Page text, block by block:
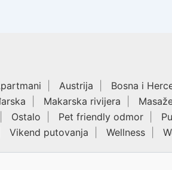
Austrija Bosna i
Makarska rivijera
Ostalo Pet friendly odmor
Vikend putovanja Wellness